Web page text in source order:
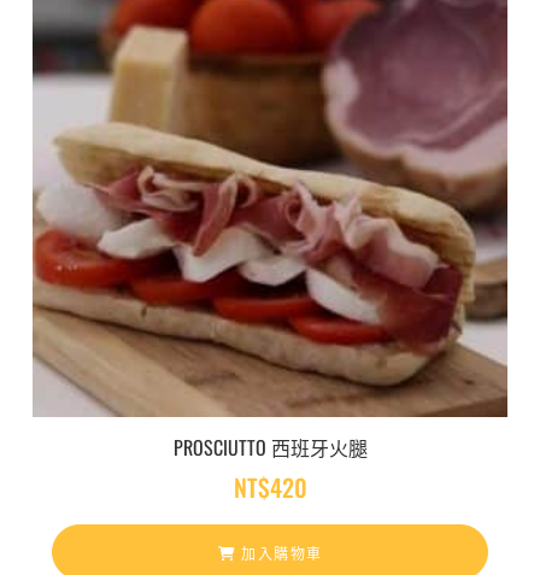
PROSCIUTTO 西班牙火腿
NT$420
加入購物車